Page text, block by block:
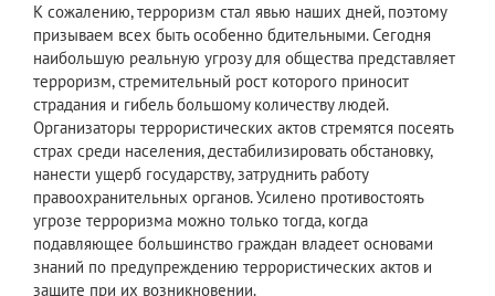
К сожалению, терроризм стал явью наших дней, поэтому
призываем всех быть особенно бдительными. Сегодня
наибольшую реальную угрозу для общества представляет
терроризм, стремительный рост которого приносит
страдания и гибель большому количеству людей.
Организаторы террористических актов стремятся посеять
страх среди населения, дестабилизировать обстановку,
нанести ущерб государству, затруднить работу
правоохранительных органов. Усилено противостоять
угрозе терроризма можно только тогда, когда
подавляющее большинство граждан владеет основами
знаний по предупреждению террористических актов и
защите при их возникновении.